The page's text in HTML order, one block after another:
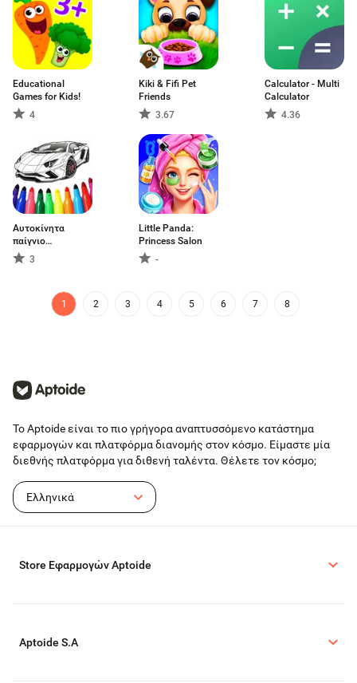
Educational
Games for Kids!
4
Kiki & Fifi Pet
Friends
3.67
Calculator - Multi
Calculator
4.36
Αυτοκίνητα
παίγνιο
χρωματισμού
3
Little Panda:
Princess Salon
-
1 2 3 4 5 6 7 8
Το Aptoide είναι το πιο γρήγορα αναπτυσσόμενο κατάστημα
εφαρμογών και πλατφόρμα διανομής στον κόσμο. Είμαστε μία
διεθνής πλατφόρμα για διθενή ταλέντα. Θέλετε τον κόσμο;
Ελληνικά
Store Εφαρμογών Aptoide
Aptoide S.A